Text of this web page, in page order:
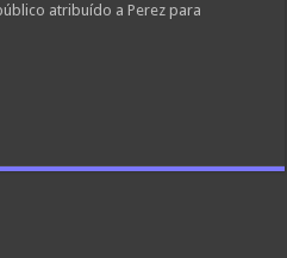
atribuído a Perez para